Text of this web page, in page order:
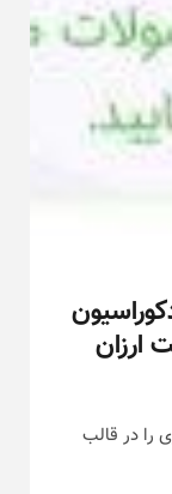
ارزان
را در قالب